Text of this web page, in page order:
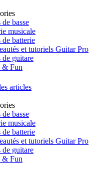
basse
musicale
de batterie
et tutoriels Guitar Pro
de guitare
& Fun
articles
basse
musicale
de batterie
et tutoriels Guitar Pro
de guitare
& Fun